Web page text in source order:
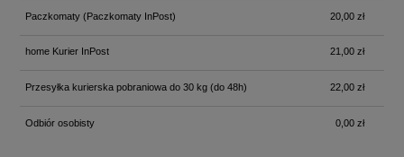
Paczkomaty(Paczkomaty InPost) 20,00 zł
home Kurier InPost 21,00 zł
Przesyłka kurierska pobraniowa do 30 kg(do 48h) 22,00 zł
Odbiór osobisty 0,00 zł